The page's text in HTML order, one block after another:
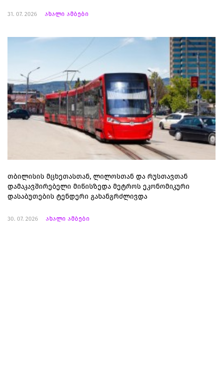
31. 07. 2026 ახალი ამბები
თბილისის მცხეთასთან, ლილოსთან და რუსთავთან
დამაკავშირებელი მიწისზედა მეტროს ეკონომიკური
დასაბუთების ტენდერი გახანგრძლივდა
30. 07. 2026 ახალი ამბები